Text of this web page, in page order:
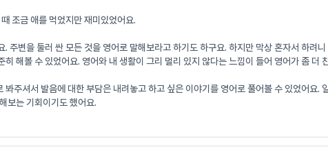
조금 애를 먹었지만 재미있었어요.
주변을 둘러 싼 모든 것을 영어로 말해보라고 하기도 하구요. 하지만 막상 혼자서 하려
해볼 수 있었어요. 영어와 내 생활이 그리 멀리 있지 않다는 느낌이 들어 영어가 좀 더
봐주셔서 발음에 대한 부담은 내려놓고 하고 싶은 이야기를 영어로 풀어볼 수 있었어
보는 기회이기도 했어요.